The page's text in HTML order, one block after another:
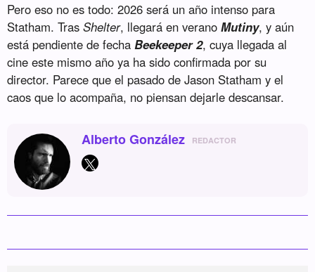
Pero eso no es todo: 2026 será un año intenso para
Statham. TrasShelter, llegará en veranoMutiny, y aún
está pendiente de fechaBeekeeper 2, cuya llegada al
cine este mismo año ya ha sido confirmada por su
director. Parece que el pasado de Jason Statham y el
caos que lo acompaña, no piensan dejarle descansar.
Alberto González REDACTOR